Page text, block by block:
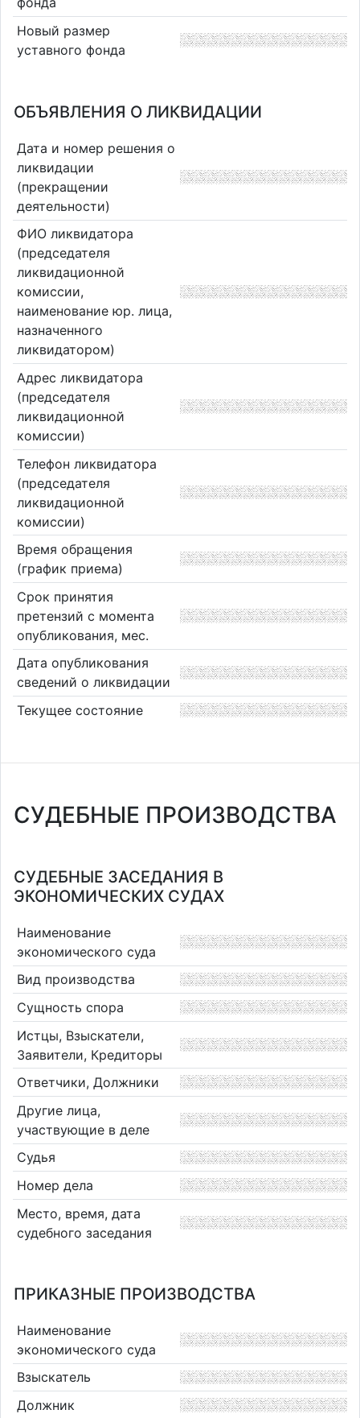
Новый размер
уставного фонда
ОБЪЯВЛЕНИЯ О ЛИКВИДАЦИИ
Дата и номер решения о
ликвидации
(прекращении
деятельности)
ФИО ликвидатора
(председателя
ликвидационной
комиссии,
наименование юр. лица,
назначенного
ликвидатором)
Адрес ликвидатора
(председателя
ликвидационной
комиссии)
Телефон ликвидатора
(председателя
ликвидационной
комиссии)
Время обращения
(график приема)
Срок принятия
претензий с момента
опубликования, мес.
Дата опубликования
сведений о ликвидации
Текущее состояние
СУДЕБНЫЕ ПРОИЗВОДСТВА
СУДЕБНЫЕ ЗАСЕДАНИЯ В
ЭКОНОМИЧЕСКИХ СУДАХ
Наименование
экономического суда
Вид производства
Сущность спора
Истцы, Взыскатели,
Заявители, Кредиторы
Ответчики, Должники
Другие лица,
участвующие в деле
Судья
Номер дела
Место, время, дата
судебного заседания
ПРИКАЗНЫЕ ПРОИЗВОДСТВА
Наименование
экономического суда
Взыскатель
Должник